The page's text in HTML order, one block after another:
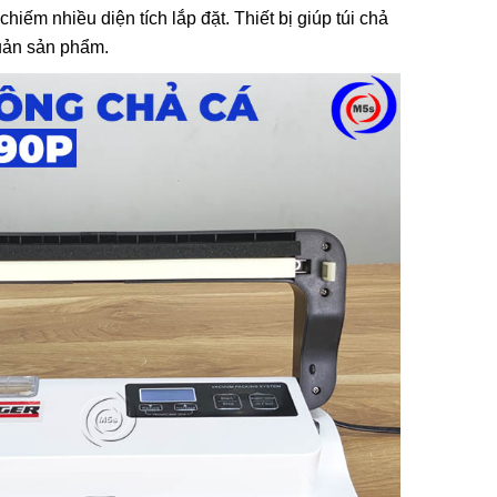
nhiều diện tích lắp đặt. Thiết bị giúp túi chả
sản phẩm.
Dụng
Tiết,
Dụng
Gia
Cần
Khi
Mini